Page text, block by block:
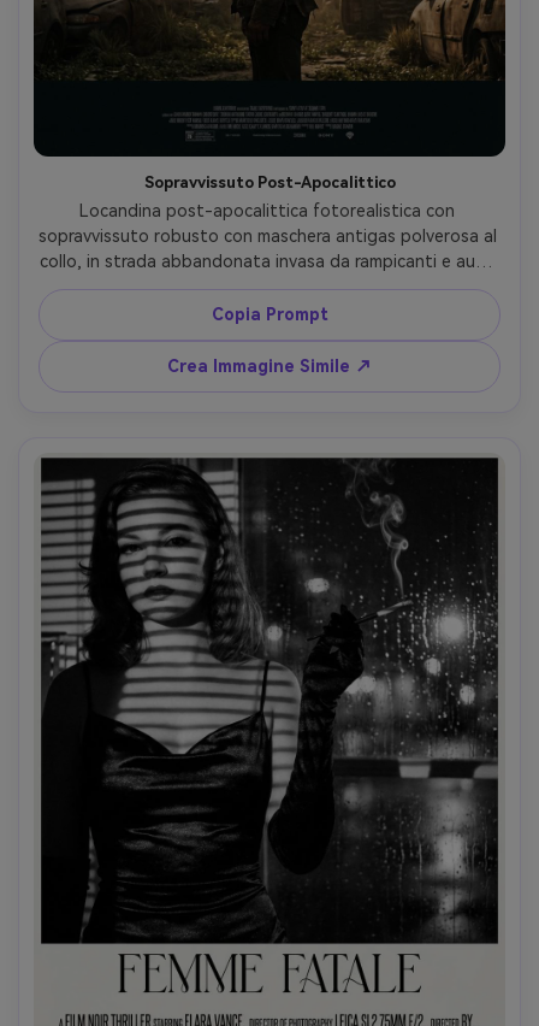
Sopravvissuto Post-Apocalittico
Locandina post-apocalittica fotorealistica con
sopravvissuto robusto con maschera antigas polverosa al
collo, in strada abbandonata invasa da rampicanti e auto
distrutte, raggi di sole tra il fumo, colori desaturati,
scattata con Sony A7IV 35mm f/2, inquadratura larga con
silhouette marcata, atmosfera cinematografica, area
titolo vuota su in alto, spazio crediti in basso --ar 4:5
Copia Prompt
Crea Immagine Simile ↗